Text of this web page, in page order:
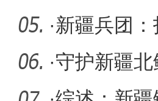
196亿元
·新疆兵团
障
·守护新疆北